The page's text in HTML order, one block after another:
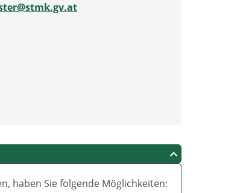
haben Sie folgende Möglichkeiten: